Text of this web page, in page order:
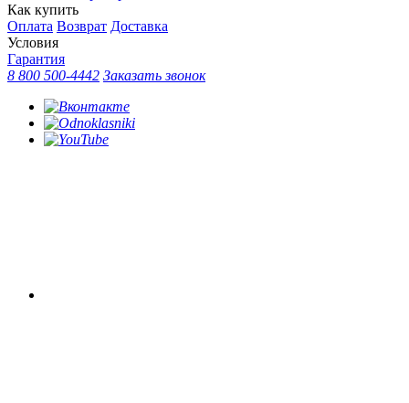
Как купить
Оплата Возврат Доставка
Условия
Гарантия
8 800 500-4442 Заказать звонок